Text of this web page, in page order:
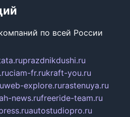
по всей России
prazdnikdushi.ru
ciam-fr.rukraft-you.ru
web-explore.rurastenuya.ru
news.rufreeride-team.ru
autostudiopro.ru